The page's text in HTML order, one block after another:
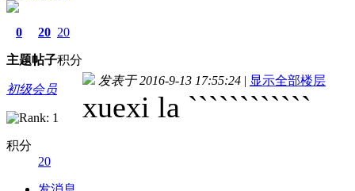
0
主题
20
帖子
20
积分
初级会员
积分
20
发表于 2016-9-13 17:55:24 | 显示全部楼层
xuexi la ````````````